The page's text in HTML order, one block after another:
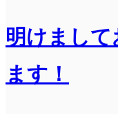
で
明けまし
ます！